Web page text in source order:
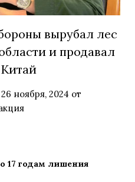
вырубал лес
и продавал
Китай
26 ноября, 2024 от
17 годам лишения